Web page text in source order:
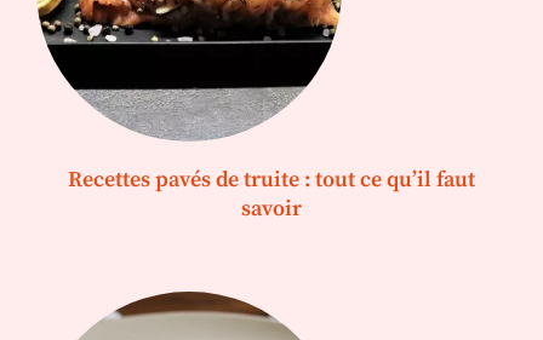
Recettes pavés de truite : tout ce qu’il faut
savoir